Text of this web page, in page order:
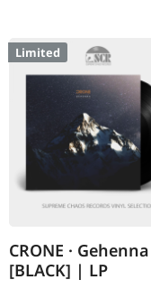
Limited
CRONE · Gehenna
[BLACK] | LP